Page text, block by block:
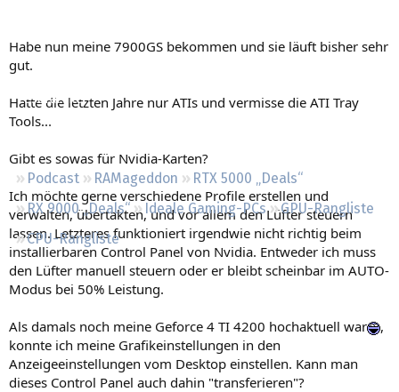
Leserartikel
Regeln
Podcast RAMageddon
RTX 5000 „Deals“
RX 9000 „Deals“
Ideale Gaming-PCs
GPU-Rangliste
CPU-Rangliste
Habe nun meine 7900GS bekommen und sie läuft bisher sehr
gut.
Hatte die letzten Jahre nur ATIs und vermisse die ATI Tray
Tools...
Gibt es sowas für Nvidia-Karten?
Ich möchte gerne verschiedene Profile erstellen und
verwalten, übertakten, und vor allem den Lüfter steuern
lassen. Letzteres funktioniert irgendwie nicht richtig beim
installierbaren Control Panel von Nvidia. Entweder ich muss
den Lüfter manuell steuern oder er bleibt scheinbar im AUTO-
Modus bei 50% Leistung.
Als damals noch meine Geforce 4 TI 4200 hochaktuell war
,
konnte ich meine Grafikeinstellungen in den
Anzeigeeinstellungen vom Desktop einstellen. Kann man
dieses Control Panel auch dahin "transferieren"?